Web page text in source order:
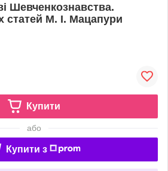
Шевченкознавства.
статей М. І. Мацапури
Купити
або
Купити з